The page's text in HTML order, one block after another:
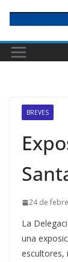
content
BREVES
24 de
La
una
escultores,